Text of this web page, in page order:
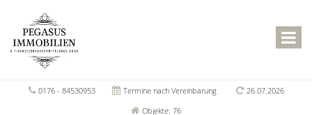
0176 - 84530953 Termine nach Vereinbarung
26.07.2026
Objekte: 76